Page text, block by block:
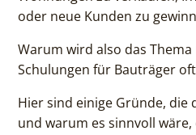
oder neue Kunden zu
Warum wird also das
Schulungen für Bauträger
Hier sind einige Gründe, die
und warum es sinnvoll